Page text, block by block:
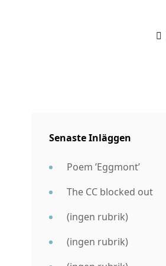
Senaste Inläggen
Poem ’Eggmont’
The CC blocked out
(ingen rubrik)
(ingen rubrik)